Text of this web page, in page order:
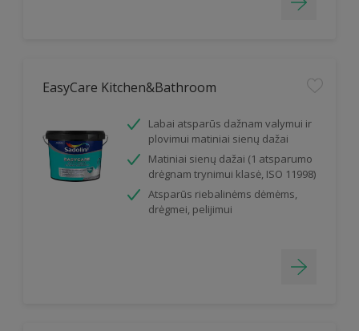
EasyCare Kitchen&Bathroom
Labai atsparūs dažnam valymui ir
plovimui matiniai sienų dažai
Matiniai sienų dažai (1 atsparumo
drėgnam trynimui klasė, ISO 11998)
Atsparūs riebalinėms dėmėms,
drėgmei, pelijimui